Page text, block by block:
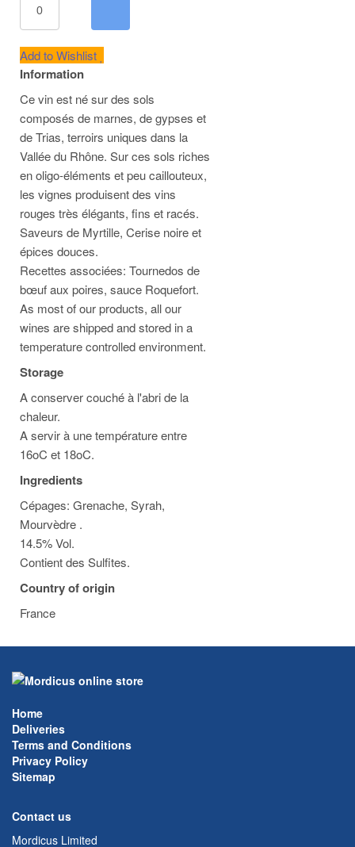
Add to Wishlist
Information
Ce vin est né sur des sols
composés de marnes, de gypses et
de Trias, terroirs uniques dans la
Vallée du Rhône. Sur ces sols riches
en oligo-éléments et peu caillouteux,
les vignes produisent des vins
rouges très élégants, fins et racés.
Saveurs de Myrtille, Cerise noire et
épices douces.
Recettes associées: Tournedos de
bœuf aux poires, sauce Roquefort.
As most of our products, all our
wines are shipped and stored in a
temperature controlled environment.
Storage
A conserver couché à l'abri de la
chaleur.
A servir à une température entre
16oC et 18oC.
Ingredients
Cépages: Grenache, Syrah,
Mourvèdre .
14.5% Vol.
Contient des Sulfites.
Country of origin
France
Home
Deliveries
Terms and Conditions
Privacy Policy
Sitemap
Contact us
Mordicus Limited